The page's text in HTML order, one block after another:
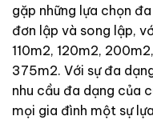
gặp những lựa chọn
đơn lập và song lập,
110m2, 120m2,
375m2. Với sự đa
nhu cầu đa dạng của
mọi gia đình một sự